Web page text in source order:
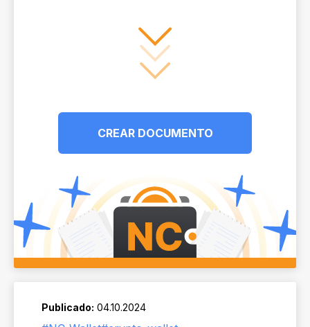
CREAR DOCUMENTO
Publicado: 04.10.2024